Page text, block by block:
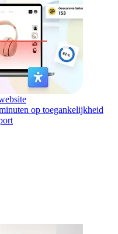
op toegankelijkheid